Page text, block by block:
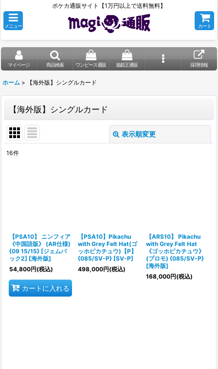
ポケカ通販サイト【1万円以上で送料無料】
メニュー カート
マイページ 商品検索 ワンピース通販 遊戯王通販 採用情報
ホーム > 【海外版】シングルカード
【海外版】シングルカード
表示順変更
絞り込む
16件
【PSA10】 ニンフィア
《中国語版》 (AR仕様)
{09 15/15} [ジェムパ
ック2] [海外版]
54,800円(税込)
カートに入れる
【PSA10】Pikachu
with Grey Felt Hat(ゴ
ッホピカチュウ)【P】
{085/SV-P} [SV-P]
498,000円(税込)
【ARS10】 Pikachu
with Grey Felt Hat
《ゴッホピカチュウ》
(プロモ) {085/SV-P}
[海外版]
168,000円(税込)